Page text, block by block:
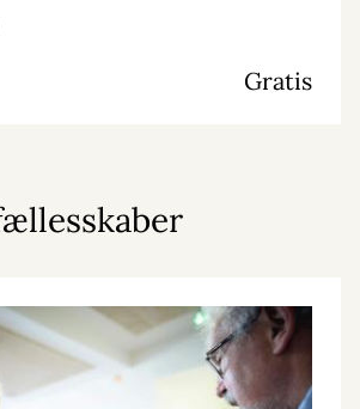
Gratis